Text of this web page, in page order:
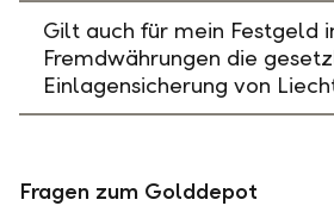
Gilt auch für mein Festgeld
Fremdwährungen die
Einlagensicherung von
Fragen zum Golddepot